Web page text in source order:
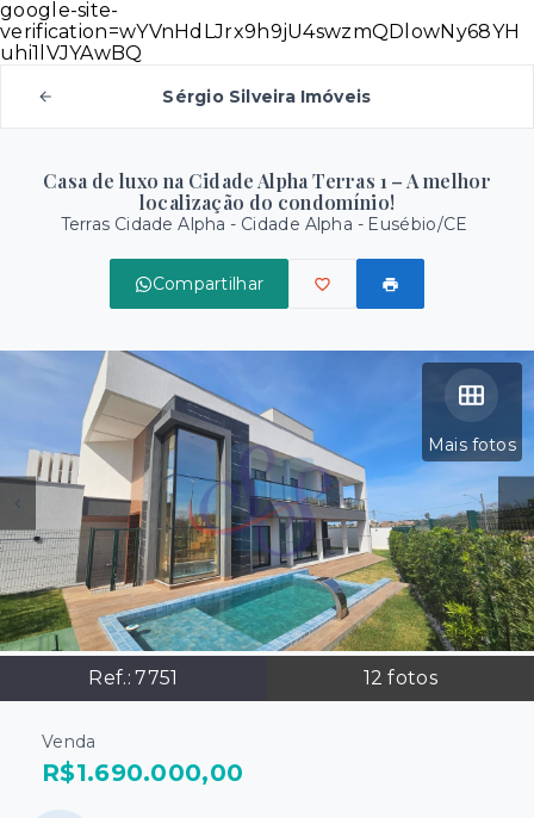
google-site-
verification=wYVnHdLJrx9h9jU4swzmQDlowNy68YH
uhi1lVJYAwBQ
Sérgio Silveira Imóveis
Casa de luxo na Cidade Alpha Terras 1 – A melhor
localização do condomínio!
Terras Cidade Alpha - Cidade Alpha - Eusébio/CE
Compartilhar
Mais fotos
Ref.:7751 12 fotos
Venda
R$1.690.000,00